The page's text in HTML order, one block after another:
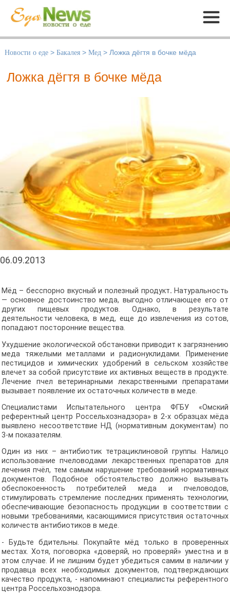
Меню
Новости о еде > Бакалея > Мед > Ложка дёгтя в бочке мёда
Ложка дёгтя в бочке мёда
06.09.2013
Мёд – бесспорно вкусный и полезный продукт. Натуральность
— основное достоинство меда, выгодно отличающее его от
других пищевых продуктов. Однако, в результате
деятельности человека, в мед, еще до извлечения из сотов,
попадают посторонние вещества.
Ухудшение экологической обстановки приводит к загрязнению
меда тяжелыми металлами и радионуклидами. Применение
пестицидов и химических удобрений в сельском хозяйстве
влечет за собой присутствие их активных веществ в продукте.
Лечение пчел ветеринарными лекарственными препаратами
вызывает появление их остаточных количеств в меде.
Специалистами Испытательного центра ФГБУ «Омский
референтный центр Россельхознадзора» в 2-х образцах мёда
выявлено несоответствие НД (нормативным документам) по
3-м показателям.
Один из них – антибиотик тетрациклиновой группы. Налицо
использование пчеловодами лекарственных препаратов для
лечения пчёл, тем самым нарушение требований нормативных
докумен­тов. По­добное обстоятельство должно вызывать
обе­спокоенность потребителей меда и пчелово­дов,
стимулировать стремление последних применять технологии,
обеспечивающие без­опасность продукции в соответствии с
новыми требованиями, касающимися присутствия оста­точных
количеств антибиотиков в меде.
- Будьте бдительны. Покупайте мёд только в проверенных
местах. Хотя, поговорка «доверяй, но проверяй» уместна и в
этом случае. И не лишним будет убедиться самим в наличии у
продавца всех необходимых документов, подтверждающих
качество продукта, - напоминают специалисты референтного
центра Россельхознодзора.